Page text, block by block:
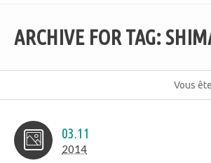
ARCHIVE FOR TAG:
Vous
03.11
2014